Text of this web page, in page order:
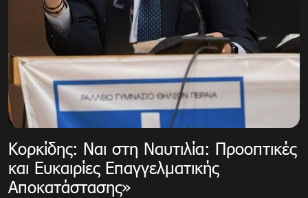
Κορκίδης: Ναι στη Ναυτιλία: Προοπτικές
και Ευκαιρίες Επαγγελματικής
Αποκατάστασης»